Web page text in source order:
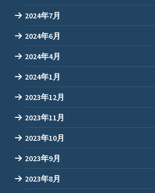
2024年7月
2024年6月
2024年4月
2024年1月
2023年12月
2023年11月
2023年10月
2023年9月
2023年8月